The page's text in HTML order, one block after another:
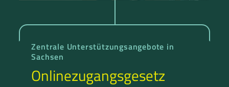
Online­zugangsgesetz
Zentrale Unterstützungsangebote in
Sachsen